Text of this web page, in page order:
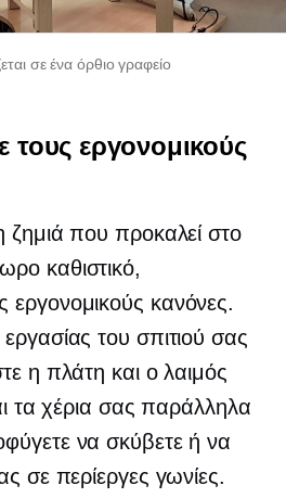
σε ένα όρθιο γραφείο
τους εργονομικούς
ζημιά που προκαλεί στο
καθιστικό,
κανόνες.
του σπιτιού σας
η πλάτη και ο λαιμός
τα χέρια σας παράλληλα
να σκύβετε ή να
σε περίεργες γωνίες.